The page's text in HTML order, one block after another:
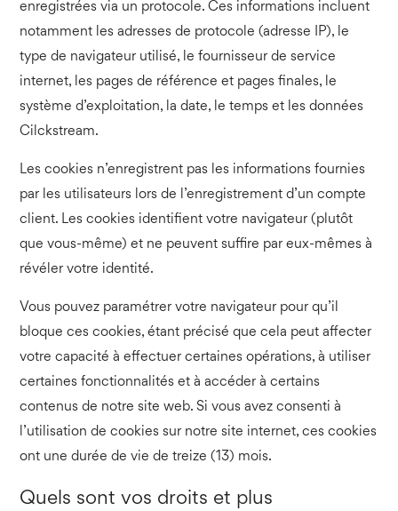
enregistrées via un protocole. Ces informations incluent
notamment les adresses de protocole (adresse IP), le
type de navigateur utilisé, le fournisseur de service
internet, les pages de référence et pages finales, le
système d’exploitation, la date, le temps et les données
Cilckstream.
Les cookies n’enregistrent pas les informations fournies
par les utilisateurs lors de l’enregistrement d’un compte
client. Les cookies identifient votre navigateur (plutôt
que vous-même) et ne peuvent suffire par eux-mêmes à
révéler votre identité.
Vous pouvez paramétrer votre navigateur pour qu’il
bloque ces cookies, étant précisé que cela peut affecter
votre capacité à effectuer certaines opérations, à utiliser
certaines fonctionnalités et à accéder à certains
contenus de notre site web. Si vous avez consenti à
l’utilisation de cookies sur notre site internet, ces cookies
ont une durée de vie de treize (13) mois.
Quels sont vos droits et plus